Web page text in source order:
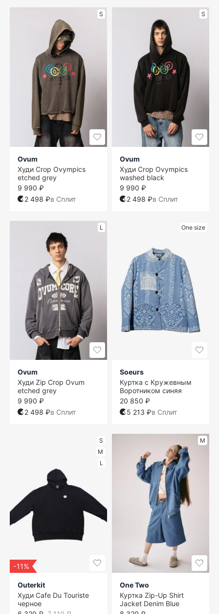
S
Ovum
Худи Crop Ovympics
etched grey
9 990 ₽
2 498 ₽в Сплит
S
Ovum
Худи Crop Ovympics
washed black
9 990 ₽
2 498 ₽в Сплит
L
Ovum
Худи Zip Crop Ovum
etched grey
9 990 ₽
2 498 ₽в Сплит
One size
Soeurs
Куртка с Кружевным
Воротником синяя
20 850 ₽
5 213 ₽в Сплит
S
M
L
-11%
Outerkit
Худи Cafe Du Touriste
черное
M
One Two
Куртка Zip-Up Shirt
Jacket Denim Blue